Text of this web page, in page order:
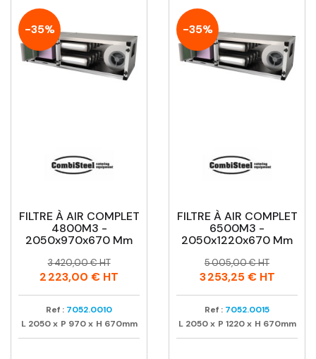
-35%
FILTRE À AIR COMPLET
4800M3 -
2050x970x670 Mm
Prix
Prix
habituel
3 420,00 € HT
2 223,00 € HT
Ref : 7052.0010
L 2050 x P 970 x H 670mm
-35%
FILTRE À AIR COMPLET
6500M3 -
2050x1220x670 Mm
Prix
Prix
habituel
5 005,00 € HT
3 253,25 €HT
Ref : 7052.0015
L 2050 x P 1220 x H 670mm